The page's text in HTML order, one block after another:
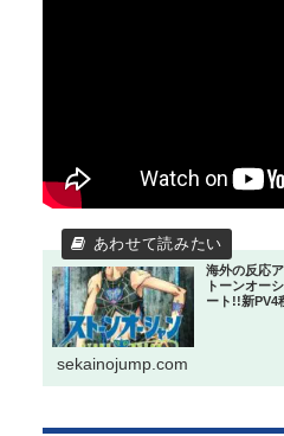
海外の反応
トーンオー
ート!!新PV4
sekainojump.com